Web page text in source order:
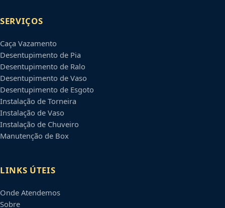
SERVIÇOS
Caça Vazamento
Desentupimento de Pia
Desentupimento de Ralo
Desentupimento de Vaso
Desentupimento de Esgoto
Instalação de Torneira
Instalação de Vaso
Instalação de Chuveiro
Manutenção de Box
LINKS ÚTEIS
Onde Atendemos
Sobre